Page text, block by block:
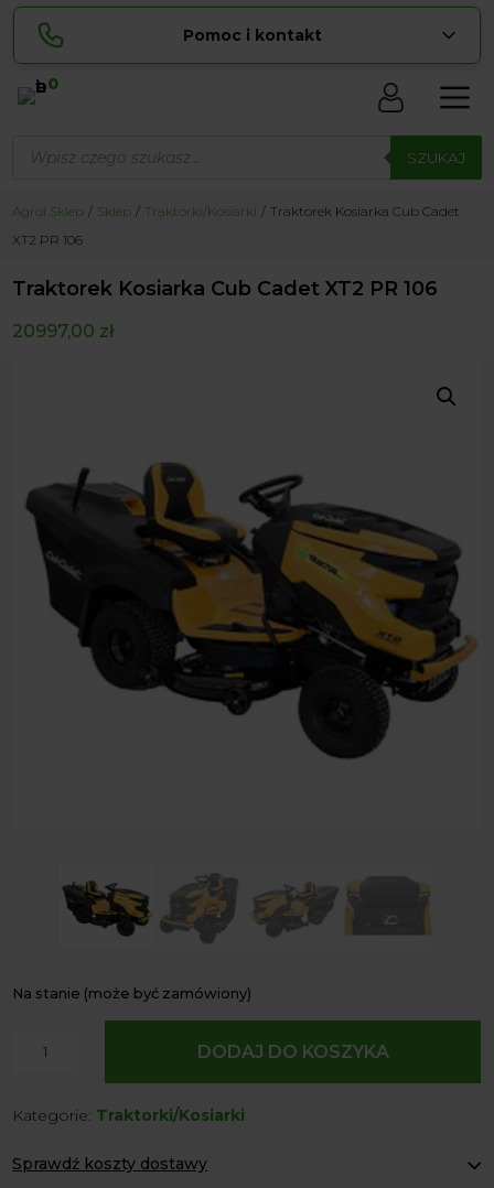
Pomoc i kontakt
Sylwia
pokaż numer
729 856 ... pokaż numer
0
produktów SZUKAJ
Agrol Sklep Sklep Traktorki/Kosiarki
Traktorek Kosiarka Cub Cadet
XT2 PR 106
Traktorek Kosiarka Cub Cadet XT2 PR 106
20997,00 zł
Na stanie (może być zamówiony)
Cub
XT2
DODAJ DO KOSZYKA
Kategorie: Traktorki/Kosiarki
Sprawdź koszty dostawy